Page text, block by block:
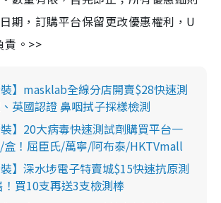
期，訂購平台保留更改優惠權利，U
。>>
裝】masklab全線分店開賣$28快速測
英國認證 鼻咽拭子採樣檢測
裝】20大病毒快速測試劑購買平台一
盒！屈臣氏/萬寧/阿布泰/HKTVmall
裝】深水埗電子特賣城$15快速抗原測
買10支再送3支檢測棒